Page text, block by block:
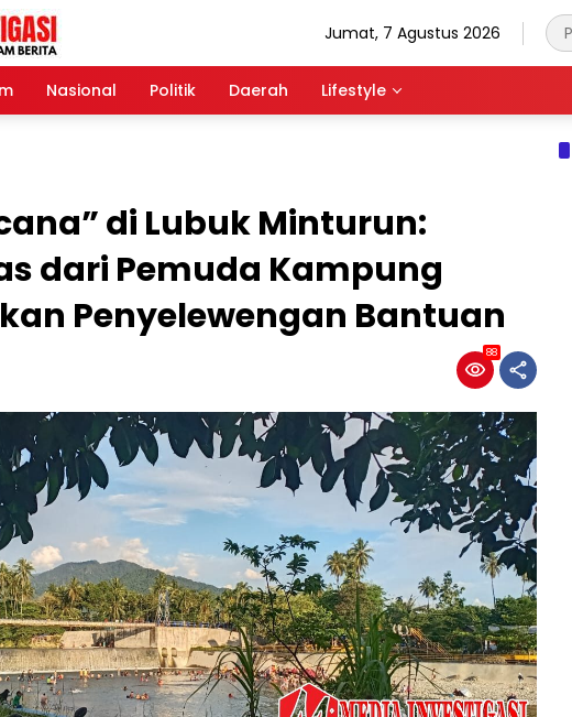
Jumat, 7 Agustus 2026
Nasional Politik Daerah Lifestyle
di Lubuk Minturun:
dari Pemuda Kampung
Penyelewengan Bantuan
88